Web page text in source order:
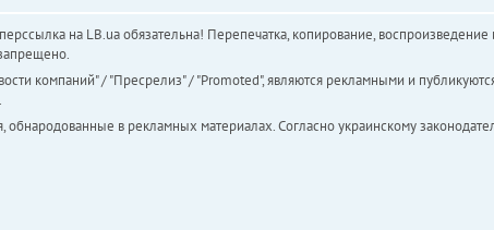
на LB.ua обязательна! Перепечатка, копирование,
компаний" / "Пресрелиз" / "Promoted", являются рекламными и
в рекламных материалах. Согласно украинскому